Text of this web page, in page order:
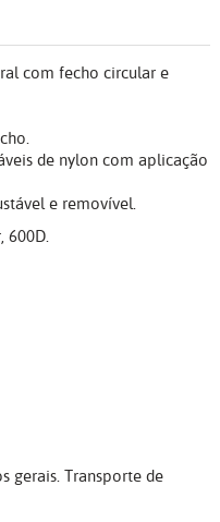
com fecho circular e
de nylon com aplicação
e removível.
600D.
gerais. Transporte de